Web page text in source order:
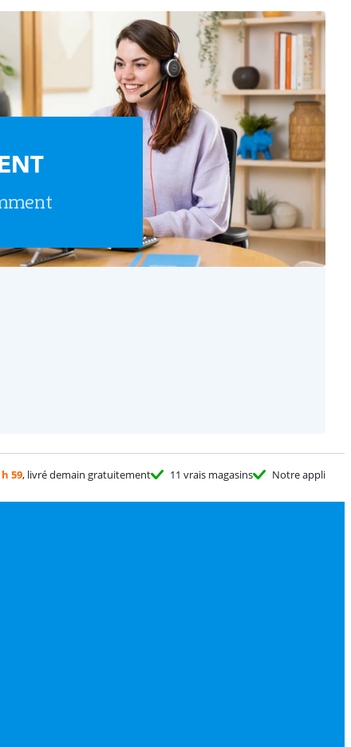
59, livré demain gratuitement 11 vrais magasins Notre appli